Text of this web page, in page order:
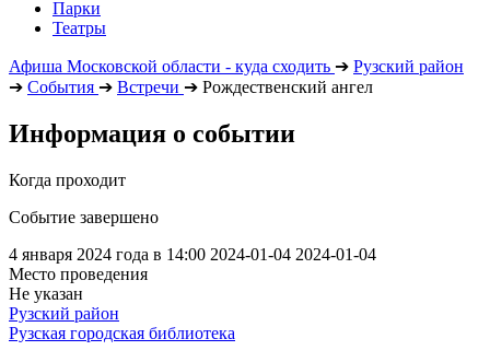
Парки
Театры
Афиша Московской области - куда сходить ➔ Рузский район
➔ События ➔ Встречи ➔ Рождественский ангел
Информация о событии
Когда проходит
Событие завершено
4 января 2024 года в 14:00 2024-01-04 2024-01-04
Место проведения
Не указан
Рузский район
Рузская городская библиотека